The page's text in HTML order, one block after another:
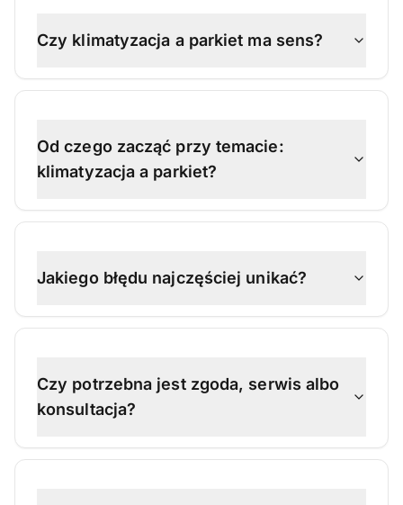
Czy klimatyzacja a parkiet ma sens?
Od czego zacząć przy temacie:
klimatyzacja a parkiet?
Jakiego błędu najczęściej unikać?
Czy potrzebna jest zgoda, serwis albo
konsultacja?